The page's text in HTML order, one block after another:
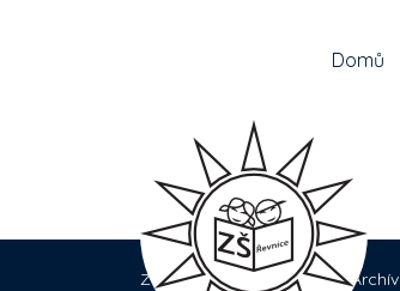
Domů
Základní škola Řevnice > Archív